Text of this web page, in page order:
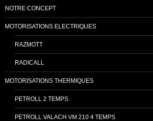
NOTRE CONCEPT
MOTORISATIONS ELECTRIQUES
RAZMOTT
RADICALL
MOTORISATIONS THERMIQUES
PETROLL 2 TEMPS
PETROLL VALACH VM 210 4 TEMPS